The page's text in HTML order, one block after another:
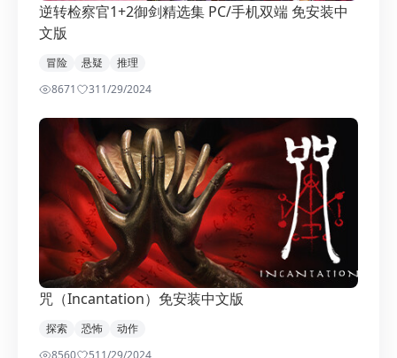
逆转检察官1+2御剑精选集 PC/手机双端 免安装中
文版
冒险 悬疑
推理
8671
311/29/2024
咒（Incantation）免安装中文版
探索 恐怖
动作
8560
511/29/2024